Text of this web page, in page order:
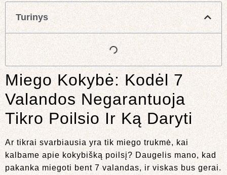
Turinys
Miego Kokybė: Kodėl 7
Valandos Negarantuoja
Tikro Poilsio Ir Ką Daryti
Ar tikrai svarbiausia yra tik miego trukmė, kai
kalbame apie kokybišką poilsį? Daugelis mano, kad
pakanka miegoti bent 7 valandas, ir viskas bus gerai.